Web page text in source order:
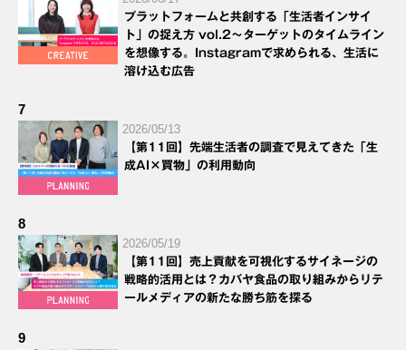
プラットフォームと共創する「生活者インサイ
ト」の捉え方 vol.2～ターゲットのタイムライン
を想像する。Instagramで求められる、生活に
溶け込む広告
7
2026/05/13
【第11回】先端生活者の調査で見えてきた「生
成AI×買物」の利用動向
8
2026/05/19
【第11回】売上貢献を可視化するサイネージの
戦略的活用とは？カバヤ食品の取り組みからリテ
ールメディアの新たな勝ち筋を探る
9